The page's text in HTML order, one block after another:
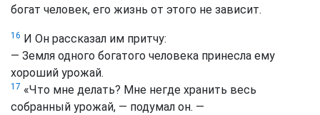
богат человек, его жизнь от этого не зависит.
16 И Он рассказал им притчу:
— Земля одного богатого человека принесла ему
хороший урожай.
17 «Что мне делать? Мне негде хранить весь
собранный урожай, — подумал он. —